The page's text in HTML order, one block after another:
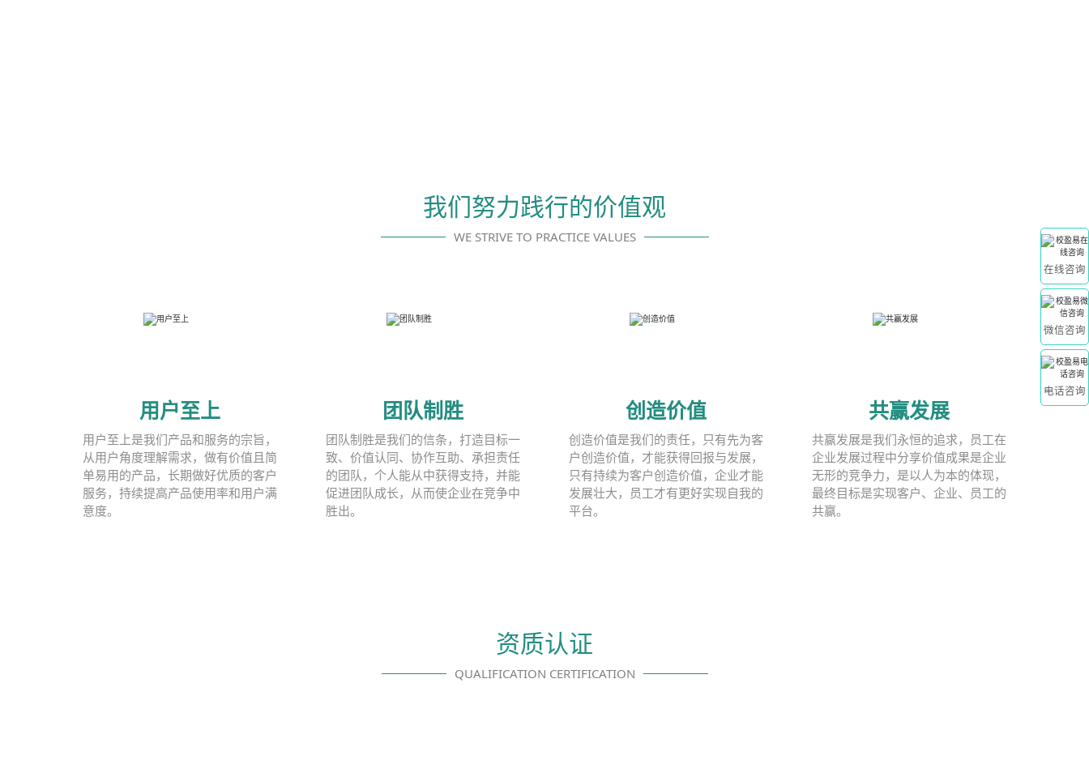
我们努力践行的价值观
WE STRIVE TO PRACTICE VALUES
用户至上
用户至上是我们产品和服务的宗旨，
从用户角度理解需求，做有价值且简
单易用的产品，长期做好优质的客户
服务，持续提高产品使用率和用户满
意度。
团队制胜
团队制胜是我们的信条，打造目标一
致、价值认同、协作互助、承担责任
的团队，个人能从中获得支持，并能
促进团队成长，从而使企业在竞争中
胜出。
创造价值
创造价值是我们的责任，只有先为客
户创造价值，才能获得回报与发展，
只有持续为客户创造价值，企业才能
发展壮大，员工才有更好实现自我的
平台。
共赢发展
共赢发展是我们永恒的追求，员工在
企业发展过程中分享价值成果是企业
无形的竞争力，是以人为本的体现，
最终目标是实现客户、企业、员工的
共赢。
资质认证
QUALIFICATION CERTIFICATION
在线咨询
微信咨询
电话咨询